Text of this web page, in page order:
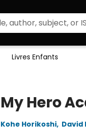
Livres Enfants
My Hero
Kohe Horikoshi, David